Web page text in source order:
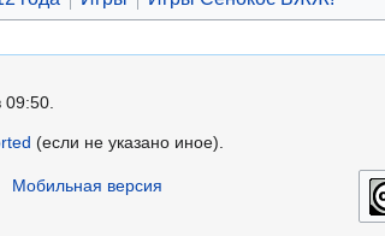
(если не указано иное).
Мобильная версия